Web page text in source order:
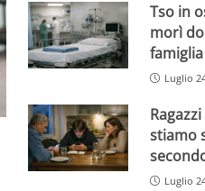
Tso in
morì
famiglia
Luglio
stiamo
Luglio